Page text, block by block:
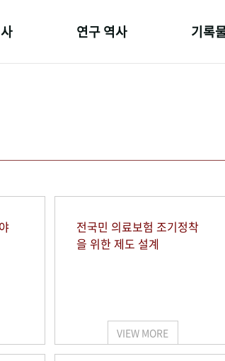
연구 역사 기록
전국민 의료보험 조기정착
을 위한 제도 설계
VIEW MORE